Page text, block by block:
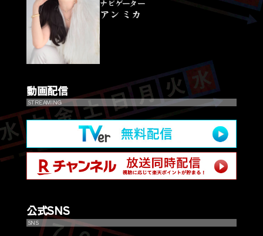
ナビゲーター
アン ミカ
動画配信
STREAMING
公式SNS
SNS